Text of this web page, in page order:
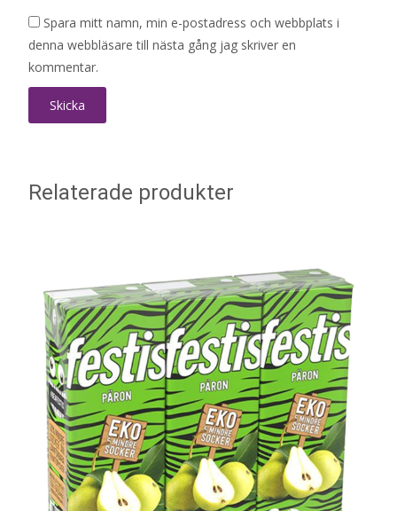
Spara mitt namn, min e-postadress och webbplats i
denna webbläsare till nästa gång jag skriver en
kommentar.
Relaterade produkter